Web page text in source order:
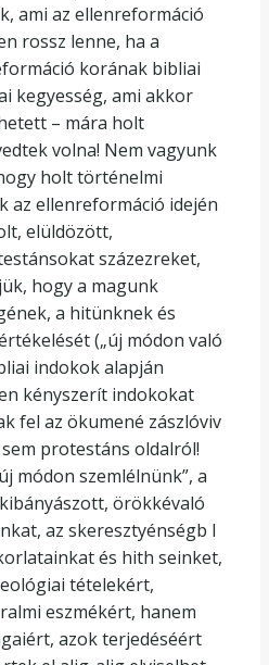
ami az ellenreformáció
rossz lenne, ha a
korának bibliai
kegyesség, ami akkor
– mára holt
volna! Nem vagyunk
holt történelmi
az ellenreformáció idején
elüldözött,
százezreket,
hogy a magunk
a hitünknek és
(„új módon való
indokok alapján
kényszerít indokokat
fel az ökumené zászlóviv
protestáns oldalról!
módon szemlélnünk”, a
örökkévaló
az skeresztyénségb l
és hith seinket,
tételekért,
eszmékért, hanem
azok terjedéséért